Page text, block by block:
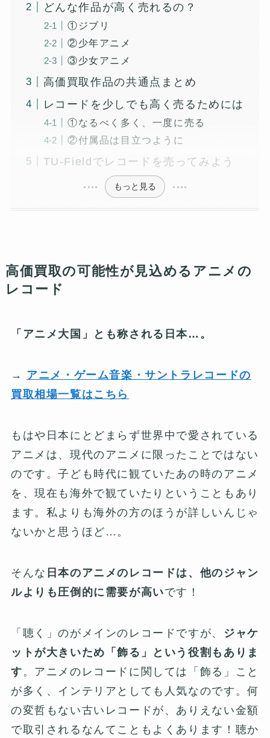
どんな作品が高く売れるの？
①ジブリ
②少年アニメ
③少女アニメ
高価買取作品の共通点まとめ
レコードを少しでも高く売るためには
①なるべく多く、一度に売る
②付属品は目立つように
TU-Fieldでレコードを売ってみよう
もっと見る
高価買取の可能性が見込めるアニメの
レコード
「アニメ大国」とも称される日本…。
→ アニメ・ゲーム音楽・サントラレコードの
買取相場一覧はこちら
もはや日本にとどまらず世界中で愛されている
アニメは、現代のアニメに限ったことではない
のです。子ども時代に観ていたあの時のアニメ
を、現在も海外で観ていたりということもあり
ます。私よりも海外の方のほうが詳しいんじゃ
ないかと思うほど…。
そんな 日本のアニメのレコードは、他のジャン
ルよりも圧倒的に需要が高いです！
「聴く」のがメインのレコードですが、
ジャケ
ットが大きいため「飾る」という役割もありま
す 。アニメのレコードに関しては「飾る」こと
が多く、インテリアとしても人気なのです。何
の変哲もない古いレコードが、ありえない金額
で取引されるなんてこともよくあります！聴か